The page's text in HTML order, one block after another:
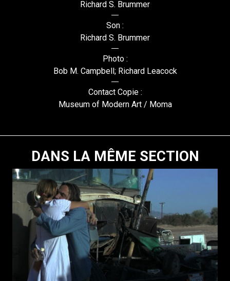
Richard S. Brummer
Son :
Richard S. Brummer
Photo :
Bob M. Campbell; Richard Leacock
Contact Copie :
Museum of Modern Art / Moma
DANS LA MÊME SECTION